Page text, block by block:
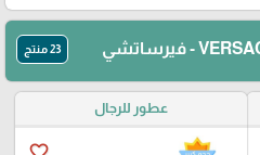
23 منتج
عطور للرجال